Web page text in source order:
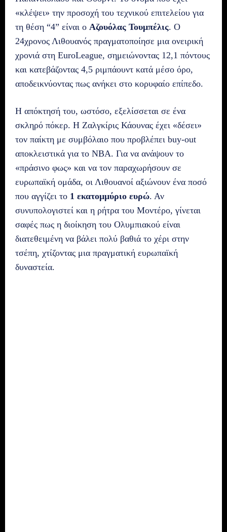
«κλέψει» την προσοχή του τεχνικού επιτελείου για
τη θέση “4” είναι ο Αζουόλας Τουμπέλις. Ο
24χρονος Λιθουανός πραγματοποίησε μια ονειρική
χρονιά στη EuroLeague, σημειώνοντας 12,1 πόντους
και κατεβάζοντας 4,5 ριμπάουντ κατά μέσο όρο,
αποδεικνύοντας πως ανήκει στο κορυφαίο επίπεδο.
Η απόκτησή του, ωστόσο, εξελίσσεται σε ένα
σκληρό πόκερ. Η Ζαλγκίρις Κάουνας έχει «δέσει»
τον παίκτη με συμβόλαιο που προβλέπει buy-out
αποκλειστικά για το NBA. Για να ανάψουν το
«πράσινο φως» και να τον παραχωρήσουν σε
ευρωπαϊκή ομάδα, οι Λιθουανοί αξιώνουν ένα ποσό
που αγγίζει το 1 εκατομμύριο ευρώ. Αν
συνυπολογιστεί και η ρήτρα του Μοντέρο, γίνεται
σαφές πως η διοίκηση του Ολυμπιακού είναι
διατεθειμένη να βάλει πολύ βαθιά το χέρι στην
τσέπη, χτίζοντας μια πραγματική ευρωπαϊκή
δυναστεία.